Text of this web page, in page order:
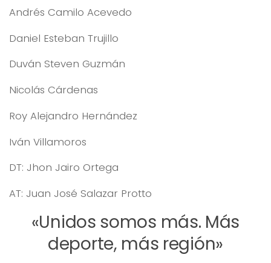
Andrés Camilo Acevedo
Daniel Esteban Trujillo
Duván Steven Guzmán
Nicolás Cárdenas
Roy Alejandro Hernández
Iván Villamoros
DT: Jhon Jairo Ortega
AT: Juan José Salazar Protto
«Unidos somos más. Más
deporte, más región»